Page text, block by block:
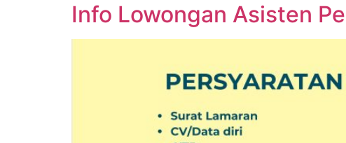
Info Lowongan Asisten